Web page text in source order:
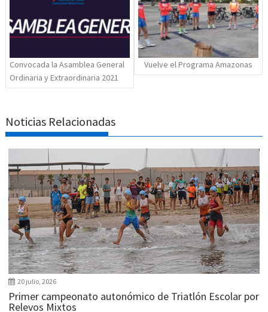
Convocada la Asamblea General
Ordinaria y Extraordinaria 2021
Vuelve el Programa Amazonas
Noticias Relacionadas
20 julio, 2026
Primer campeonato autonómico de Triatlón Escolar por
Relevos Mixtos